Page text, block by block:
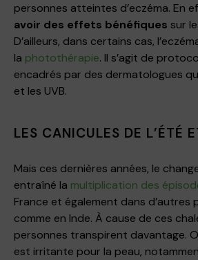
personnes atteintes d’eczéma. En
avoir des effets bénéfiques sur
D’ailleurs, dans certains cas,
la photothérapie. Il s’agit de
encadrés par des dermatologues
et les UVB.
LES CANICULES DE L’ÉTÉ
Mais ces dernières années, le
entraîné la multiplication des
France et également dans d’autres
comme en Inde. À cause de ces
personnes transpirent davantage.
est irritante pour la peau,